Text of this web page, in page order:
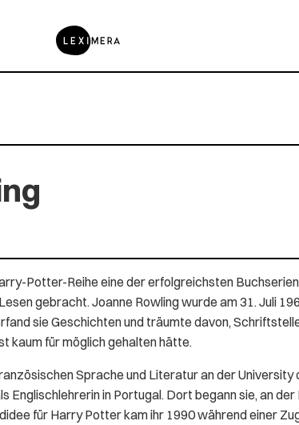
Potter-Reihe eine der erfolgreichsten
gebracht. Joanne Rowling wurde am 31. Juli
sie Geschichten und träumte davon,
kaum für möglich gehalten hätte.
Sprache und Literatur an der
Englischlehrerin in Portugal. Dort begann sie, an
für Harry Potter kam ihr 1990 während einer